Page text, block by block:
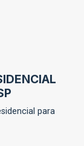
para